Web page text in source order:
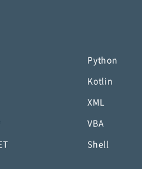
Python
Kotlin
XML
VBA
Shell